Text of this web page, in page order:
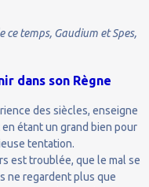
temps, Gaudium et Spes,
dans son Règne
des siècles, enseigne
étant un grand bien pour
tentation.
est troublée, que le mal se
ne regardent plus que